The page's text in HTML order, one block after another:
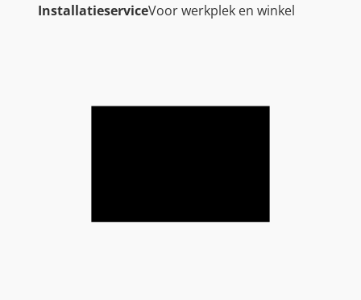
InstallatieserviceVoor werkplek en winkel